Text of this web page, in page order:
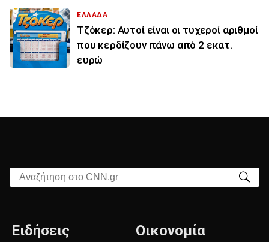
ΕΛΛΑΔΑ
Τζόκερ: Αυτοί είναι οι τυχεροί αριθμοί
που κερδίζουν πάνω από 2 εκατ.
ευρώ
Αναζήτηση στο CNN.gr
Ειδήσεις Οικονομία